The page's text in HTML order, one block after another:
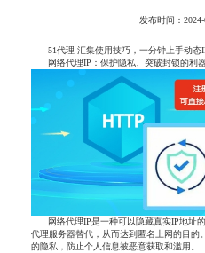
发布时间：2024-
51代理-汇集使用技巧，一分钟上手动态
网络代理IP：保护隐私、突破封锁的利
网络代理IP是一种可以隐藏真实IP地址
代理服务器替代，从而达到匿名上网的目的
的隐私，防止个人信息被恶意获取和滥用。